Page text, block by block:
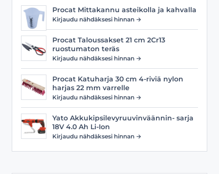
Procat Mittakannu asteikolla ja kahvalla
Kirjaudu nähdäksesi hinnan →
Procat Taloussakset 21 cm 2Cr13
ruostumaton teräs
Kirjaudu nähdäksesi hinnan →
Procat Katuharja 30 cm 4-riviä nylon
harjas 22 mm varrelle
Kirjaudu nähdäksesi hinnan →
Yato Akkukipsilevyruuvinväännin- sarja
18V 4.0 Ah Li-Ion
Kirjaudu nähdäksesi hinnan →